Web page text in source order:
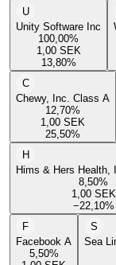
U
Unity Software Inc
100,00%
1,00 SEK
13,80%
C
Chewy, Inc. Class A
12,70%
1,00 SEK
25,50%
H
Hims & Hers Health,
8,50%
1,00 SEK
−22,10%
F
Facebook A
5,50%
S
Sea